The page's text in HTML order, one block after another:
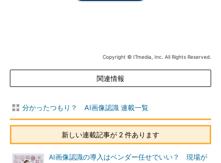
Copyright © ITmedia, Inc. All Rights Reserved.
関連情報
分かったつもり？ AI画像認識 連載一覧
新しい連載記事が 2 件あります
AI画像認識の導入はベンダー任せでいい？ 現場が